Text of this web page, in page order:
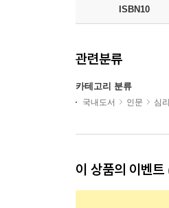
ISBN10
관련분류
카테고리 분류
국내도서 인문 심리
이 상품의 이벤트